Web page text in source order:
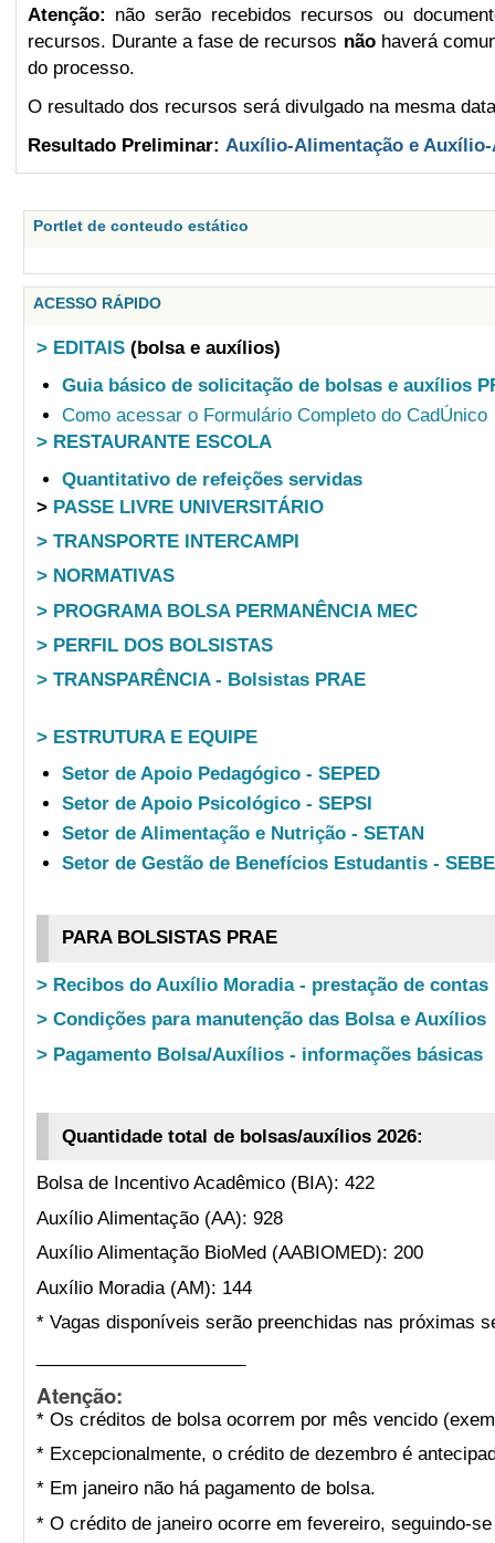
Atenção: não serão recebidos recursos ou
recursos. Durante a fase de recursos nãohaverá
do processo.
O resultado dos recursos será divulgado na mesma
Resultado Preliminar: Auxílio-Alimentação e
Portlet de conteudo estático
ACESSO RÁPIDO
> EDITAIS (bolsa e auxílios)
Guia básico de solicitação de bolsas e auxílios
Como acessar o Formulário Completo do CadÚnico
> RESTAURANTE ESCOLA
Quantitativo de refeições servidas
> PASSE LIVRE UNIVERSITÁRIO
> TRANSPORTE INTERCAMPI
> NORMATIVAS
> PROGRAMA BOLSA PERMANÊNCIA MEC
> PERFIL DOS BOLSISTAS
> TRANSPARÊNCIA - Bolsistas PRAE
> ESTRUTURA E EQUIPE
Setor de Apoio Pedagógico - SEPED
Setor de Apoio Psicológico - SEPSI
Setor de Alimentação e Nutrição - SETAN
Setor de Gestão de Benefícios Estudantis -
PARA BOLSISTAS PRAE
> Recibos do Auxílio Moradia - prestação de contas
> Condições para manutenção das Bolsa e Auxílios
> Pagamento Bolsa/Auxílios - informações básicas
Quantidade total de bolsas/auxílios 2026:
Bolsa de Incentivo Acadêmico (BIA): 422
Auxílio Alimentação (AA): 928
Auxílio Alimentação BioMed (AABIOMED): 200
Auxílio Moradia (AM): 144
* Vagas disponíveis serão preenchidas nas próximas
Atenção:
* Os créditos de bolsa ocorrem por mês vencido
* Excepcionalmente, o crédito de dezembro é
* Em janeiro não há pagamento de bolsa.
* O crédito de janeiro ocorre em fevereiro, seguindo-